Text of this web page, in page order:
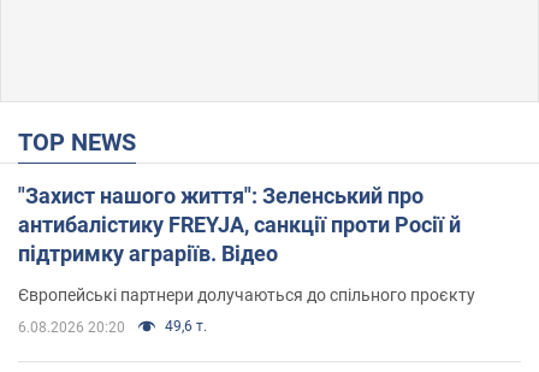
TOP NEWS
"Захист нашого життя": Зеленський про
антибалістику FREYJA, санкції проти Росії й
підтримку аграріїв. Відео
Європейські партнери долучаються до спільного проєкту
6.08.2026 20:20 49,6 т.